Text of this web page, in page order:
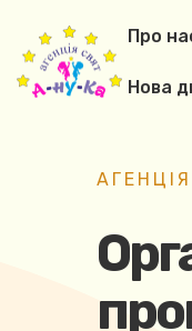
Про
Нова